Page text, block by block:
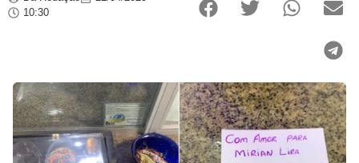
10:30